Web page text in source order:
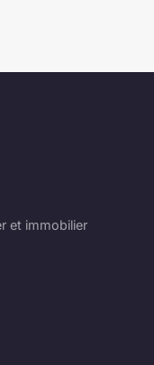
et immobilier